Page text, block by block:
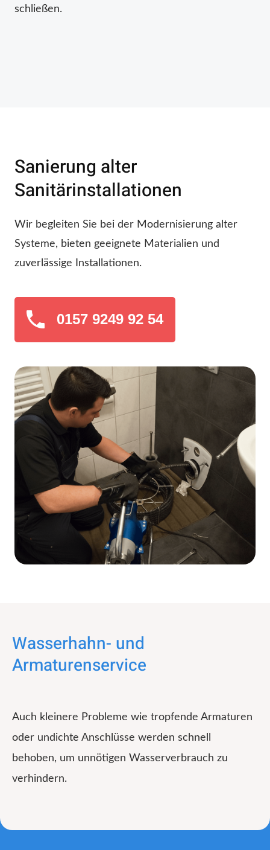
schließen.
Sanierung alter
Sanitärinstallationen
Wir begleiten Sie bei der Modernisierung alter
Systeme, bieten geeignete Materialien und
zuverlässige Installationen.
0157 9249 92 54
Wasserhahn- und
Armaturenservice
Auch kleinere Probleme wie tropfende Armaturen
oder undichte Anschlüsse werden schnell
behoben, um unnötigen Wasserverbrauch zu
verhindern.